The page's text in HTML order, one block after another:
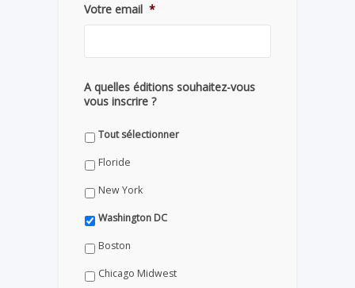
Votre email *
A quelles éditions souhaitez-vous
vous inscrire ?
Tout sélectionner
Floride
New York
Washington DC
Boston
Chicago Midwest